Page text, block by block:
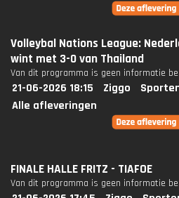
Volleybal Nations League:
wint met 3-0 van Thailand
Van dit programma is geen informatie
21-06-2026 18:15 Ziggo
Alle afleveringen
FINALE HALLE FRITZ - TIAFOE
Van dit programma is geen informatie